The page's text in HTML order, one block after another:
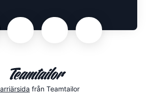
från Teamtailor